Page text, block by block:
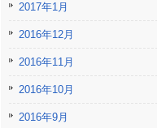
2017年1月
2016年12月
2016年11月
2016年10月
2016年9月